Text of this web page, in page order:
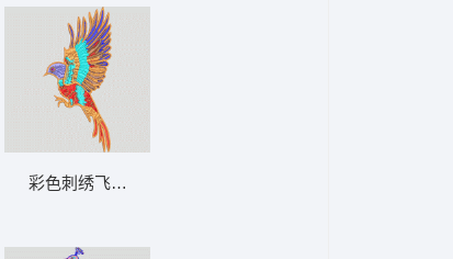
彩色刺绣飞鸟图案 鸟